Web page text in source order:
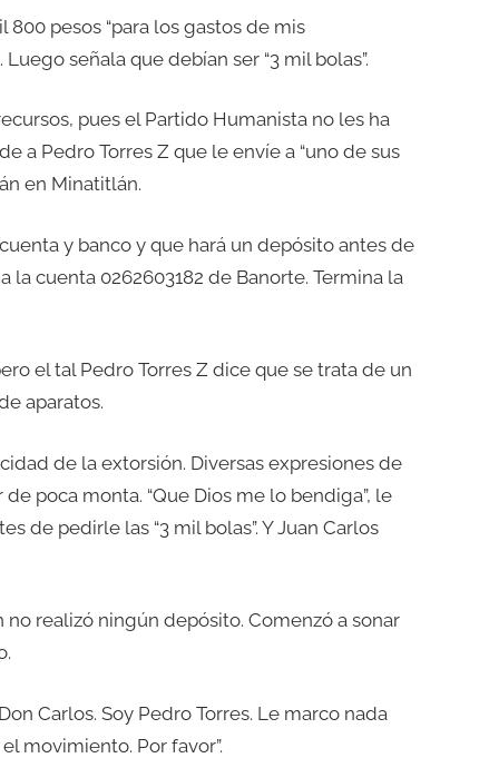
pesos “para los gastos de mis
señala que debían ser “3 mil bolas”.
pues el Partido Humanista no les ha
a Pedro Torres Z que le envíe a “uno de sus
en Minatitlán.
y banco y que hará un depósito antes de
la cuenta 0262603182 de Banorte. Termina la
el tal Pedro Torres Z dice que se trata de un
aparatos.
de la extorsión. Diversas expresiones de
poca monta. “Que Dios me lo bendiga”, le
de pedirle las “3 mil bolas”. Y Juan Carlos
realizó ningún depósito. Comenzó a sonar
Carlos. Soy Pedro Torres. Le marco nada
movimiento. Por favor”.